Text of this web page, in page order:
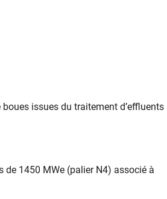
issues du traitement d’effluents
de 1450 MWe (palier N4) associé à